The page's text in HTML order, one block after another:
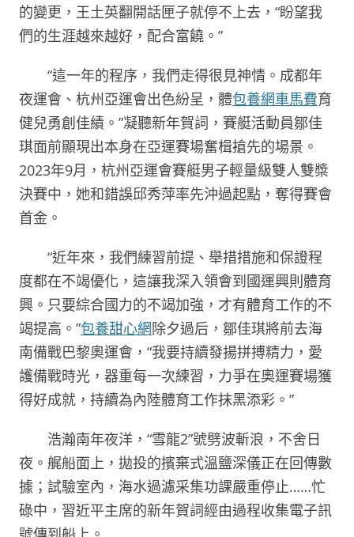
的變更，王土英翻開話匣子就停不上去，“盼望我
們的生涯越來越好，配合富饒。”
“這一年的程序，我們走得很見神情。成都年
夜運會、杭州亞運會出色紛呈，體包養網車馬費育
健兒勇創佳績。”凝聽新年賀詞，賽艇活動員鄒佳
琪面前顯現出本身在亞運賽場奮楫搶先的場景。
2023年9月，杭州亞運會賽艇男子輕量級雙人雙槳
決賽中，她和錯誤邱秀萍率先沖過起點，奪得賽會
首金。
“近年來，我們練習前提、舉措措施和保證程
度都在不竭優化，這讓我深入領會到國運興則體育
興。只要綜合國力的不竭加強，才有體育工作的不
竭提高。”包養甜心網除夕過后，鄒佳琪將前去海
南備戰巴黎奧運會，“我要持續發揚拼搏精力，愛
護備戰時光，器重每一次練習，力爭在奧運賽場獲
得好成就，持續為內陸體育工作抹黑添彩。”
浩瀚南年夜洋，“雪龍2”號劈波斬浪，不舍日
夜。艉船面上，拋投的擯棄式溫鹽深儀正在回傳數
據；試驗室內，海水過濾采集功課嚴重停止……忙
碌中，習近平主席的新年賀詞經由過程收集電子訊